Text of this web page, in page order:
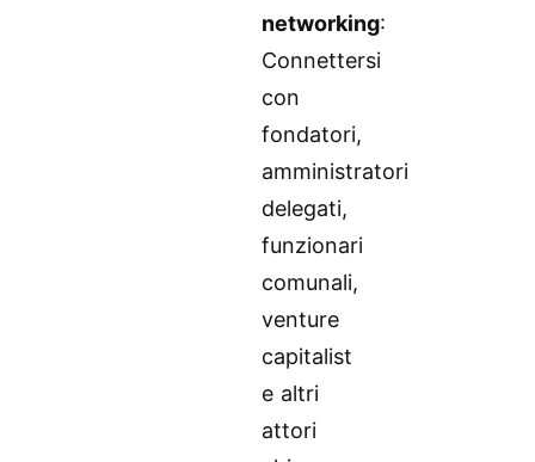
networking:
Connettersi
con
fondatori,
amministratori
delegati,
funzionari
comunali,
venture
capitalist
e altri
attori